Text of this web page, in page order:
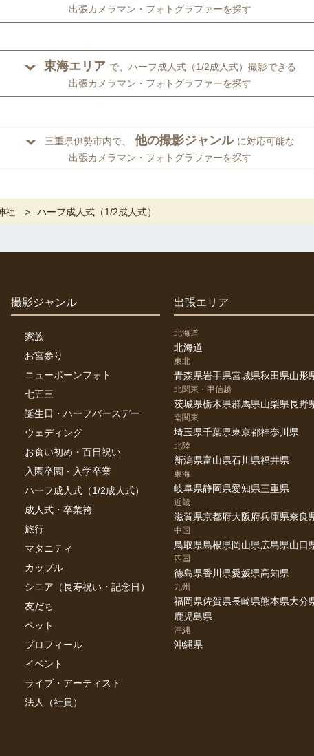
出張カメラマン・フォトグラファーを探す
東海エリア で、ハーフ成人式（1/2成人式）撮影できる
出張カメラマン・フォトグラファーを探す
三重県伊勢市内で、 他の撮影ジャンル に対応可能な
出張カメラマン・フォトグラファーを探す
社 ハーフ成人式（1/2成人式）
撮影ジャンル
家族
お宮参り
ニューボーンフォト
七五三
誕生日・ハーフバースデー
ウェディング
お食い初め・百日祝い
入園卒園・入学卒業
ハーフ成人式（1/2成人式）
成人式・卒業袴
旅行
マタニティ
カップル
シニア（長寿祝い・記念日）
友だち
ペット
プロフィール
イベント
ライブ・アーティスト
法人（社員）
出張エリア
北海道
北海道
東北
青森県岩手県宮城県秋田県山形
北関東・甲信越
茨城県栃木県群馬県山梨県長野
南関東
埼玉県千葉県東京都神奈川県
北陸
新潟県富山県石川県福井県
東海
岐阜県静岡県愛知県三重県
近畿
滋賀県京都府大阪府兵庫県奈良
中国
鳥取県島根県岡山県広島県山口
四国
徳島県香川県愛媛県高知県
九州
福岡県佐賀県長崎県熊本県大分
鹿児島県
沖縄
沖縄県